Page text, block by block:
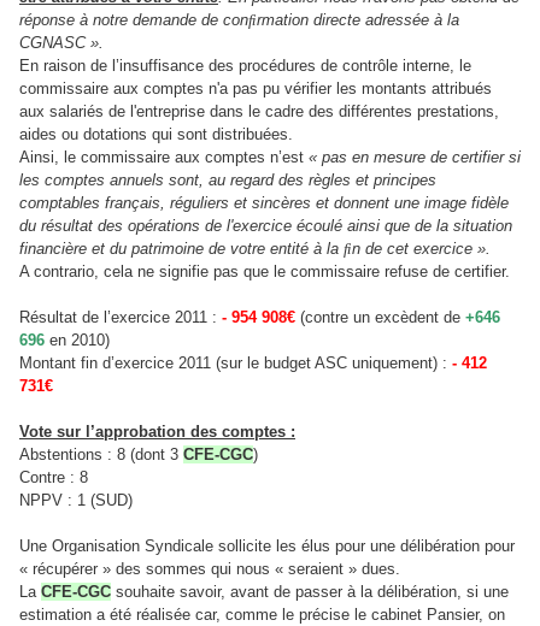
réponse à notre demande de conrmation directe adressée à la
CGNASC ».
En raison de l’insuffisance des procédures de contrôle interne, le
commissaire aux comptes n'a pas pu vérifier les montants attribués
aux salariés de l'entreprise dans le cadre des différentes prestations,
aides ou dotations qui sont distribuées.
Ainsi, le commissaire aux comptes n’est « pas en mesure de certifier si
les comptes annuels sont, au regard des règles et principes
comptables français, réguliers et sincères et donnent une image fidèle
du résultat des opérations de l'exercice écoulé ainsi que de la situation
financière et du patrimoine de votre entité à la n de cet exercice ».
A contrario, cela ne signifie pas que le commissaire refuse de certifier.
Résultat de l’exercice 2011 : - 954 908€ (contre un excèdent de +646
696 en 2010)
Montant fin d’exercice 2011 (sur le budget ASC uniquement) : - 412
731€
Vote sur l’approbation des comptes :
Abstentions : 8 (dont 3 CFE-CGC)
Contre : 8
NPPV : 1 (SUD)
Une Organisation Syndicale sollicite les élus pour une délibération pour
« récupérer » des sommes qui nous « seraient » dues.
La CFE-CGC souhaite savoir, avant de passer à la délibération, si une
estimation a été réalisée car, comme le précise le cabinet Pansier, on